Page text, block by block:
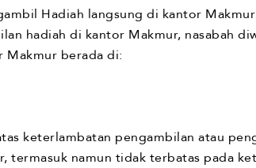
Hadiah langsung di kantor
hadiah di kantor Makmur, nasabah
Makmur berada di:
keterlambatan pengambilan atau
namun tidak terbatas pada